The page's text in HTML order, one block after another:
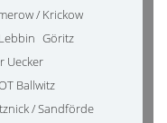
/ Krickow
Göritz
Uecker
Ballwitz
/ Sandförde